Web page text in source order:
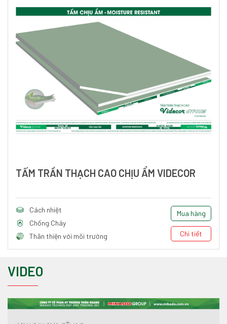
TẤM TRẦN THẠCH CAO CHỊU ẨM VIDECOR
Cách nhiệt
Chống Cháy
Thân thiện với môi trường
Mua hàng
Chi tiết
VIDEO